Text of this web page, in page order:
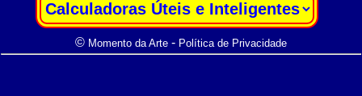
© Momento da Arte- Política de Privacidade